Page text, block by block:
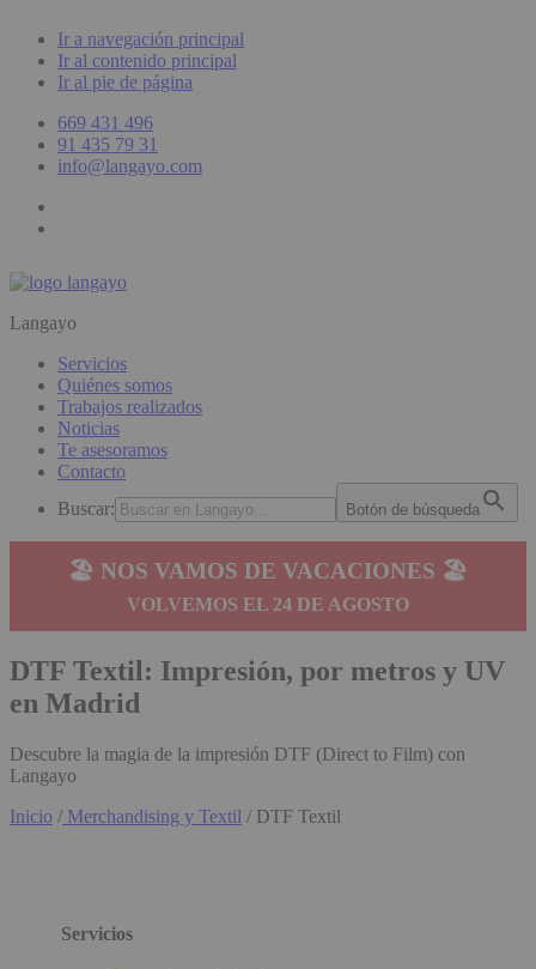
Ir a navegación principal
Ir al contenido principal
Ir al pie de página
669 431 496
91 435 79 31
info@langayo.com
Langayo
Servicios
Quiénes somos
Trabajos realizados
Noticias
Te asesoramos
Contacto
Buscar:
Botón de búsqueda
🏖️ NOS VAMOS DE VACACIONES 🏖️
VOLVEMOS EL 24 DE AGOSTO
DTF Textil: Impresión, por metros y UV
en Madrid
Descubre la magia de la impresión DTF (Direct to Film) con
Langayo
Inicio / Merchandising y Textil / DTF Textil
Servicios